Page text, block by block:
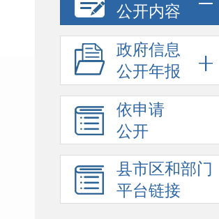
公开内容
政府信息
公开年报
依申请
公开
县市区和部门
平台链接